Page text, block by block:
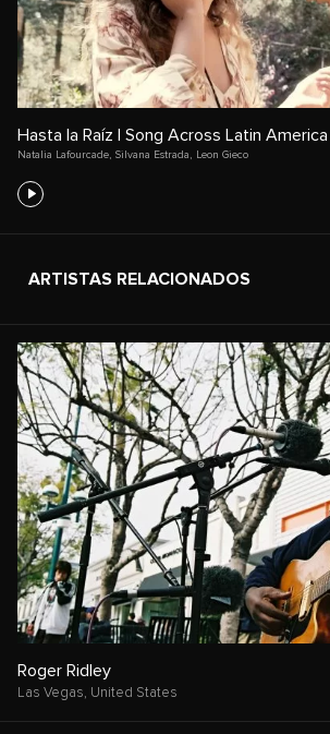
Hasta la Raíz | Song Across Latin America
Natalia Lafourcade Silvana Estrada Leon Gieco
ARTISTAS RELACIONADOS
Roger Ridley
Las Vegas, United States